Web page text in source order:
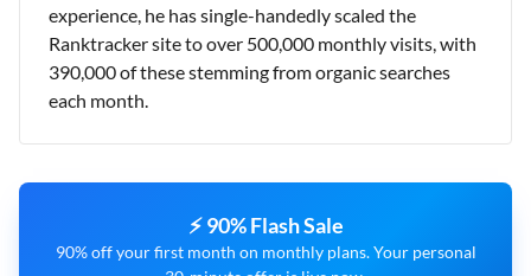
experience, he has single-handedly scaled the
Ranktracker site to over 500,000 monthly visits, with
390,000 of these stemming from organic searches
each month.
⚡ 90% Flash Sale
90% off your first month on monthly plans. Your personal